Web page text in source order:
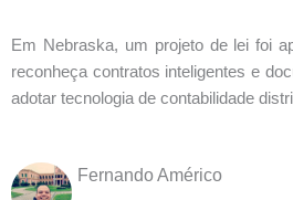
Em Nebraska, um projeto de lei foi
reconheça contratos inteligentes e
adotar tecnologia de contabilidade
Fernando Américo